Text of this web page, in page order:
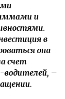
и
в
она
счет
водителей, –